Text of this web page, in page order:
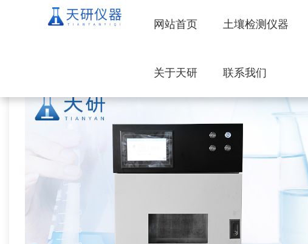
网站首页 土壤检测仪器
关于天研 联系我们